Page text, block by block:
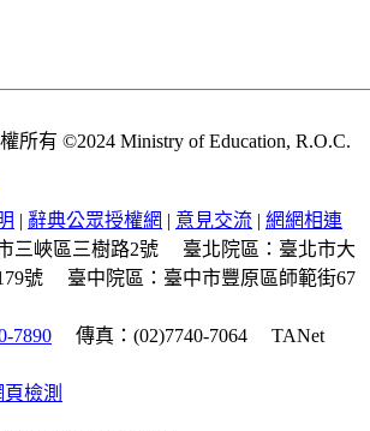
所有 ©2024 Ministry of Education, R.O.C.
| 辭典公眾授權網 | 意見交流 | 網網相連
三峽區三樹路2號
臺北院區：臺北市大
號
臺中院區：臺中市豐原區師範街67
7890 傳真：(02)7740-7064
TANet